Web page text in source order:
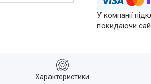
У компанії
покидаючи
Характеристики